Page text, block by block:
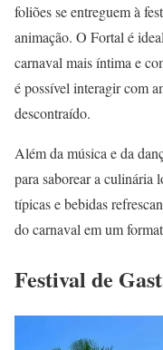
foliões se entreguem à
animação. O Fortal é
carnaval mais íntima e
é possível interagir com
descontraído.
Além da música e da
para saborear a culinária
típicas e bebidas
do carnaval em um
Festival de